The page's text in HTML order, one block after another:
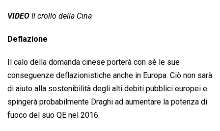
VIDEO Il crollo della Cina
Deflazione
Il calo della domanda cinese porterà con sè le sue
conseguenze deflazionistiche anche in Europa. Ciò non sarà
di aiuto alla sostenibilità degli alti debiti pubblici europei e
spingerà probabilmente Draghi ad aumentare la potenza di
fuoco del suo QE nel 2016.